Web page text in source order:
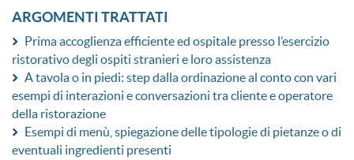
ARGOMENTI TRATTATI
Prima accoglienza efficiente ed ospitale presso l’esercizio
ristorativo degli ospiti stranieri e loro assistenza
A tavola o in piedi: step dalla ordinazione al conto con vari
esempi di interazioni e conversazioni tra cliente e operatore
della ristorazione
Esempi di menù, spiegazione delle tipologie di pietanze o di
eventuali ingredienti presenti